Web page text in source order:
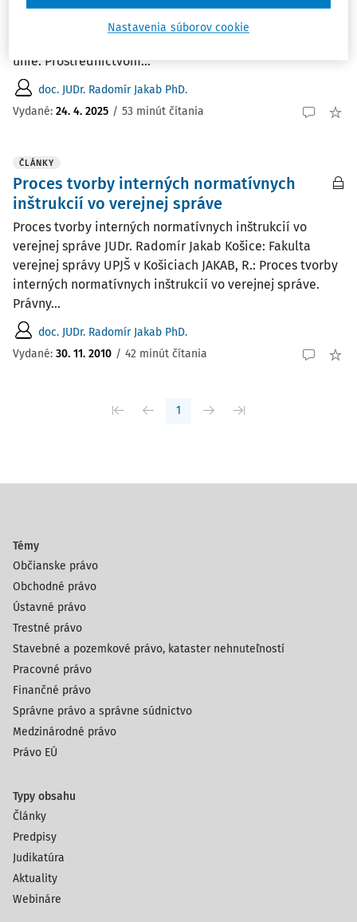
štátov Európskej únie, je využívanie cezhraničného
únie. Prostredníctvom...
doc. JUDr. Radomír Jakab PhD.
Vydané: 24. 4. 2025 / 53 minút čítania
ČLÁNKY
Proces tvorby interných normatívnych
inštrukcií vo verejnej správe
Proces tvorby interných normatívnych inštrukcií vo
verejnej správe JUDr. Radomír Jakab Košice: Fakulta
verejnej správy UPJŠ v Košiciach JAKAB, R.: Proces tvorby
interných normatívnych inštrukcií vo verejnej správe.
Právny...
doc. JUDr. Radomír Jakab PhD.
Vydané: 30. 11. 2010 / 42 minút čítania
1
Témy
Občianske právo
Obchodné právo
Ústavné právo
Trestné právo
Stavebné a pozemkové právo, kataster nehnuteľností
Pracovné právo
Finančné právo
Správne právo a správne súdnictvo
Medzinárodné právo
Právo EÚ
Typy obsahu
Články
Predpisy
Judikatúra
Aktuality
Webináre
Nastavenia súborov cookie